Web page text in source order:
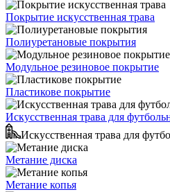
Покрытие искусственная трава
Полиуретановые покрытия
Модульное резиновое покрытие
Пластикове покрытие
Искусственная трава для
Искусственная трава для
Метание диска
Метание копья